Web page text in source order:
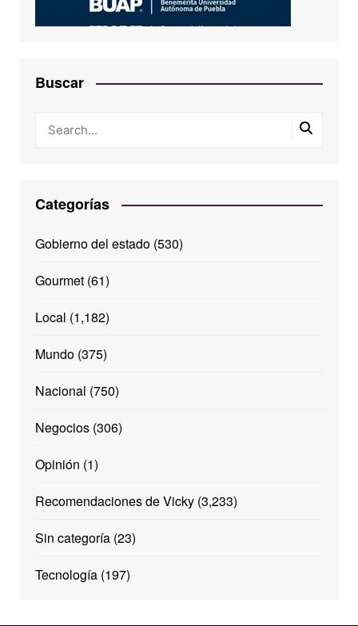
Buscar
Categorías
Gobierno del estado(530)
Gourmet(61)
Local (1,182)
Mundo(375)
Nacional (750)
Negocios(306)
Opinión (1)
Recomendaciones de Vicky(3,233)
Sin categoría(23)
Tecnología(197)